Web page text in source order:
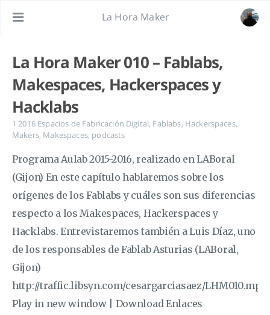
La Hora Maker
La Hora Maker 010 – Fablabs,
Makespaces, Hackerspaces y
Hacklabs
1 2016 Espacios de Fabricación Digital, Fablabs, Hackerspaces,
Makers, Makespaces, podcasts
Programa Aulab 2015-2016, realizado en LABoral
(Gijon) En este capítulo hablaremos sobre los
orígenes de los Fablabs y cuáles son sus diferencias
respecto a los Makespaces, Hackerspaces y
Hacklabs. Entrevistaremos también a Luis Díaz, uno
de los responsables de Fablab Asturias (LABoral,
Gijon)
http://traffic.libsyn.com/cesargarciasaez/
Play in new window | Download Enlaces